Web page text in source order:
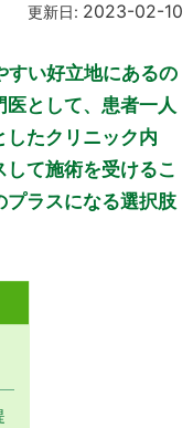
更新日: 2023-02-10
すい好立地にあるの
として、患者一人
たクリニック内
て施術を受けるこ
プラスになる選択肢